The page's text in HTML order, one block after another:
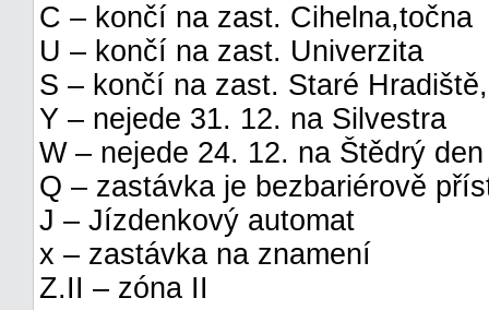
C – končí na zast. Cihelna,točna
U – končí na zast. Univerzita
S – končí na zast. Staré
Y – nejede 31. 12. na Silvestra
W – nejede 24. 12. na Štědrý den
Q – zastávka je bezbariérově
J – Jízdenkový automat
x – zastávka na znamení
Z.II – zóna II